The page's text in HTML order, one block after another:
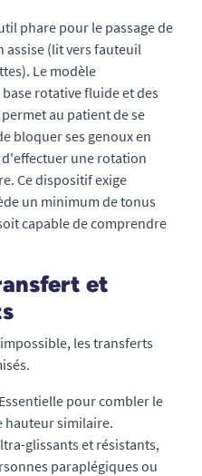
phare pour le passage de
assise (lit vers fauteuil
Le modèle
rotative fluide et des
au patient de se
bloquer ses genoux en
une rotation
Ce dispositif exige
un minimum de tonus
capable de comprendre
et
les transferts
Essentielle pour combler le
hauteur similaire.
glissants et résistants,
paraplégiques ou